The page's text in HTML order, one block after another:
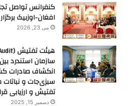
افغان-اوزبیک
می 23, 2026
انکشاف صادرات
سبزی‌جات و
تفتیش و ارزیابی
دسمبر 15, 2025